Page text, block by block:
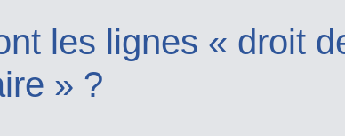
les lignes « droit
» ?